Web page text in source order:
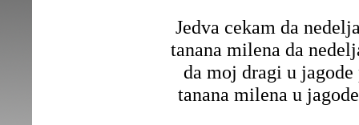
Jedva cekam da
tanana milena da
da moj dragi u jagode
tanana milena u